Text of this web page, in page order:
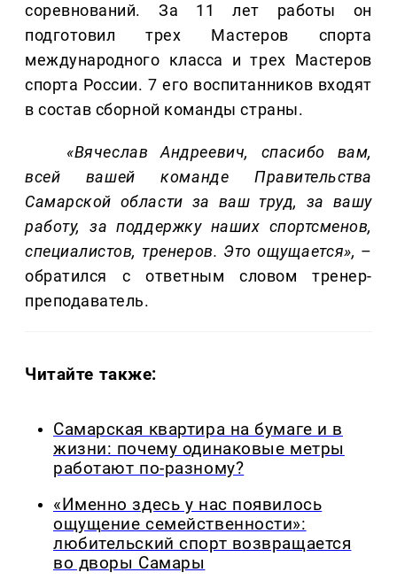
соревнований. За 11 лет работы он
подготовил трех Мастеров спорта
международного класса и трех Мастеров
спорта России. 7 его воспитанников входят
в состав сборной команды страны.
«Вячеслав Андреевич, спасибо вам,
всей вашей команде Правительства
Самарской области за ваш труд, за вашу
работу, за поддержку наших спортсменов,
специалистов, тренеров. Это ощущается», –
обратился с ответным словом тренер-
преподаватель.
Читайте также:
Самарская квартира на бумаге и в
жизни: почему одинаковые метры
работают по-разному?
«Именно здесь у нас появилось
ощущение семейственности»:
любительский спорт возвращается
во дворы Самары